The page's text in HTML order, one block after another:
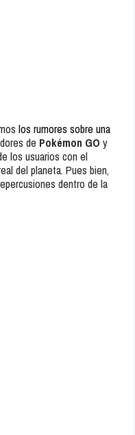
los rumores sobre una
de Pokémon GO y
los usuarios con el
del planeta. Pues bien,
dentro de la